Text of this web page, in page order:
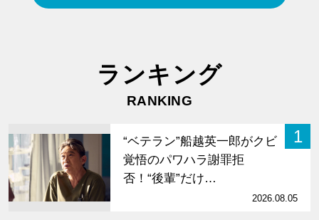
ランキング
RANKING
1
“ベテラン”船越英一郎がクビ
覚悟のパワハラ謝罪拒
否！“後輩”だけ…
2026.08.05